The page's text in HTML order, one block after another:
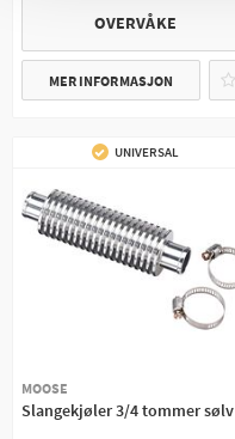
OVERVÅKE
MER INFORMASJON
UNIVERSAL
MOOSE
Slangekjøler 3/4 tommer sølv